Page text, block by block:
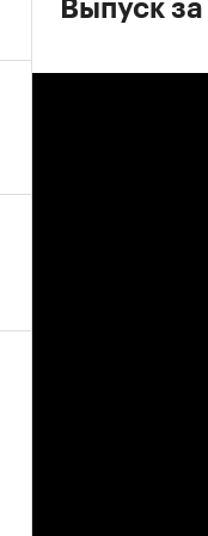
Выпуск